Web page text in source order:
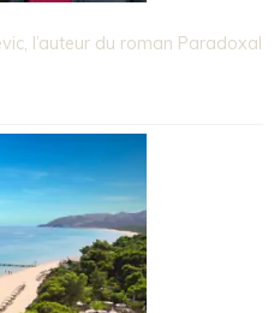
l’auteur du roman Paradoxal